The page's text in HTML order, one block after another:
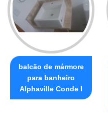
balcão de mármore
para banheiro
Alphaville Conde I